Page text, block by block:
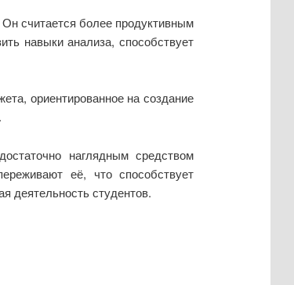
считается более продуктивным
навыки анализа, способствует
ориентированное на создание
наглядным средством
её, что способствует
деятельность студентов.